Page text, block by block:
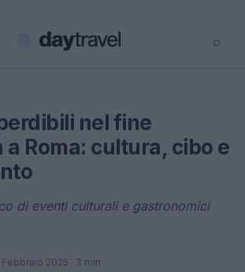
⌕
nel fine
Roma: cultura, cibo e
di eventi culturali e gastronomici
Febbraio 2025 · 3 min